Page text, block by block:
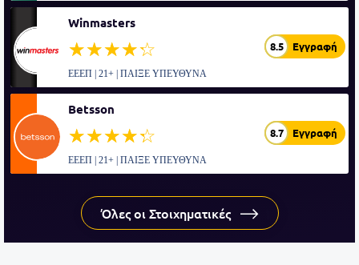
Winmasters
☆☆☆☆☆
★★★★★ 8.5 Εγγραφή
ΕΕΕΠ | 21+ | ΠΑΙΞΕ ΥΠΕΥΘΥΝΑ
Betsson
☆☆☆☆☆
★★★★★ 8.7 Εγγραφή
ΕΕΕΠ | 21+ | ΠΑΙΞΕ ΥΠΕΥΘΥΝΑ
Όλες οι Στοιχηματικές